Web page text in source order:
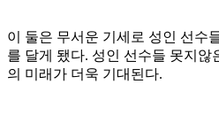
이 둘은 무서운 기세로 성인 선수
를 달게 됐다. 성인 선수들 못지않
의 미래가 더욱 기대된다.